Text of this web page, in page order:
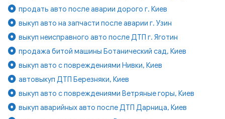
продать авто после аварии дорого г. Киев
выкуп авто на запчасти после аварии г. Узин
выкуп неисправного авто после ДТП г. Яготин
продажа битой машины Ботанический сад, Киев
выкуп авто с повреждениями Нивки, Киев
автовыкуп ДТП Березняки, Киев
выкуп авто с повреждениями Ветряные горы, Киев
выкуп аварийных авто после ДТП Дарница, Киев